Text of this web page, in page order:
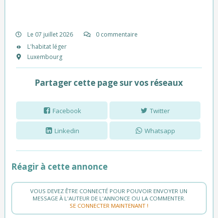
Le 07 juillet 2026
0 commentaire
L'habitat léger
Luxembourg
Partager cette page sur vos réseaux
Facebook Twitter
Linkedin Whatsapp
Réagir à cette annonce
VOUS DEVEZ ÊTRE CONNECTÉ POUR POUVOIR ENVOYER UN
MESSAGE À L'AUTEUR DE L'ANNONCE OU LA COMMENTER.
SE CONNECTER MAINTENANT !